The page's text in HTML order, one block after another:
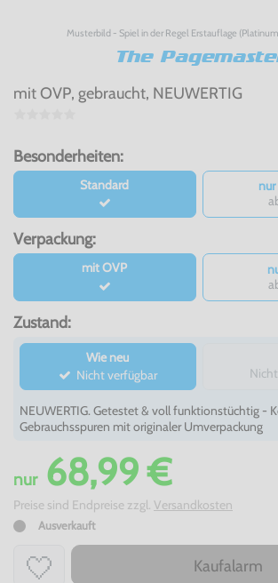
Musterbild - Spiel in der Regel Erstauflage
The
mit OVP, gebraucht, NEUWERTIG
Besonderheiten:
Standard
Verpackung:
mit OVP
Zustand:
Wie neu
Nicht verfügbar
NEUWERTIG. Getestet & voll funktionstüchtig -
Gebrauchsspuren mit originaler Umverpackung
nur68,99 €
Preise sind Endpreise zzgl. Versandkosten
Ausverkauft
Kaufalarm